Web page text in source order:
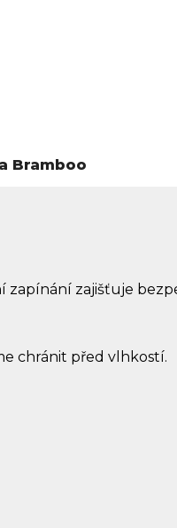
Bramboo
zapínání zajišťuje
chránit před vlhkostí.